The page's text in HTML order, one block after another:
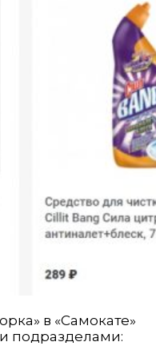
в «Самокате»
подразделами: